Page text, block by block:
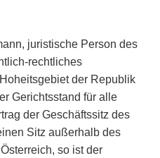
juristische Person des
rechtliches
der Republik
Gerichtsstand für alle
der Geschäftssitz des
Sitz außerhalb des
so ist der